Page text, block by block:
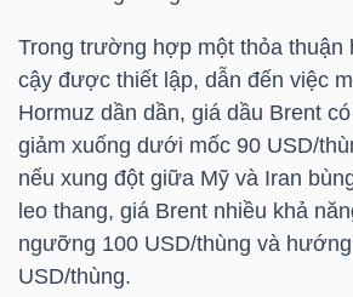
Trong trường hợp một thỏa thuận
cậy được thiết lập, dẫn đến việc
Hormuz dần dần, giá dầu Brent
giảm xuống dưới mốc 90 USD/
nếu xung đột giữa Mỹ và Iran
leo thang, giá Brent nhiều khả
ngưỡng 100 USD/thùng và
USD/thùng.